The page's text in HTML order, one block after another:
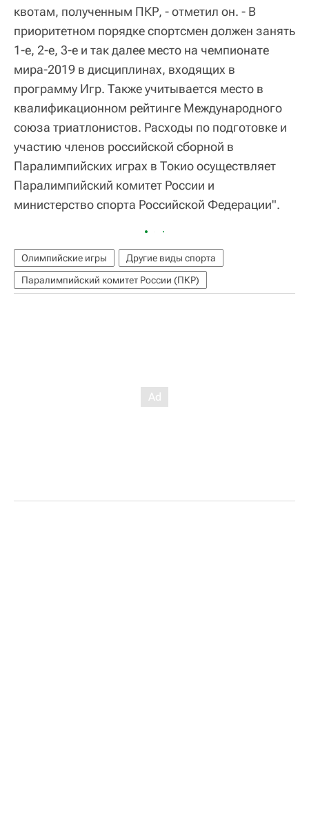
квотам, полученным ПКР, - отметил он. - В
приоритетном порядке спортсмен должен занять
1-е, 2-е, 3-е и так далее место на чемпионате
мира-2019 в дисциплинах, входящих в
программу Игр. Также учитывается место в
квалификационном рейтинге Международного
союза триатлонистов. Расходы по подготовке и
участию членов российской сборной в
Паралимпийских играх в Токио осуществляет
Паралимпийский комитет России и
министерство спорта Российской Федерации".
Олимпийские игры
Другие виды спорта
Паралимпийский комитет России (ПКР)